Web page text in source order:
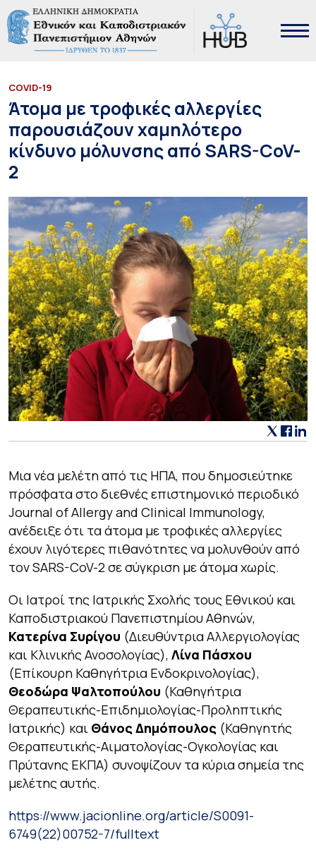
COVID-19
Άτομα με τροφικές αλλεργίες
παρουσιάζουν χαμηλότερο
κίνδυνο μόλυνσης από SARS-CoV-
2
Μια νέα μελέτη από τις ΗΠΑ, που δημοσιεύτηκε
πρόσφατα στο διεθνές επιστημονικό περιοδικό
Journal of Allergy and Clinical Immunology,
ανέδειξε ότι τα άτομα με τροφικές αλλεργίες
έχουν λιγότερες πιθανότητες να μολυνθούν από
τον SARS-CoV-2 σε σύγκριση με άτομα χωρίς.
Οι Ιατροί της Ιατρικής Σχολής τους Εθνικού και
Καποδιστριακού Πανεπιστημίου Αθηνών,
Κατερίνα Συρίγου (Διευθύντρια Αλλεργιολογίας
και Κλινικής Ανοσολογίας), Λίνα Πάσχου
(Επίκουρη Καθηγήτρια Ενδοκρινολογίας),
Θεοδώρα Ψαλτοπούλου (Καθηγήτρια
Θεραπευτικής-Επιδημιολογίας-Προληπτικής
Ιατρικής) και Θάνος Δημόπουλος (Καθηγητής
Θεραπευτικής-Αιματολογίας-Ογκολογίας και
Πρύτανης ΕΚΠΑ) συνοψίζουν τα κύρια σημεία της
μελέτης αυτής.
https://www.jacionline.org/article/S0091-
6749(22)00752-7/fulltext